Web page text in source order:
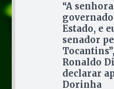
“A
Estado, e
senador
Ronaldo
declarar
Dorinha